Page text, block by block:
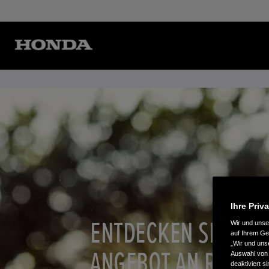
ENTDECKEN SIE
Ihre
Wir und
auf Ihrem
„Wir und
Auswahl
deaktiviert